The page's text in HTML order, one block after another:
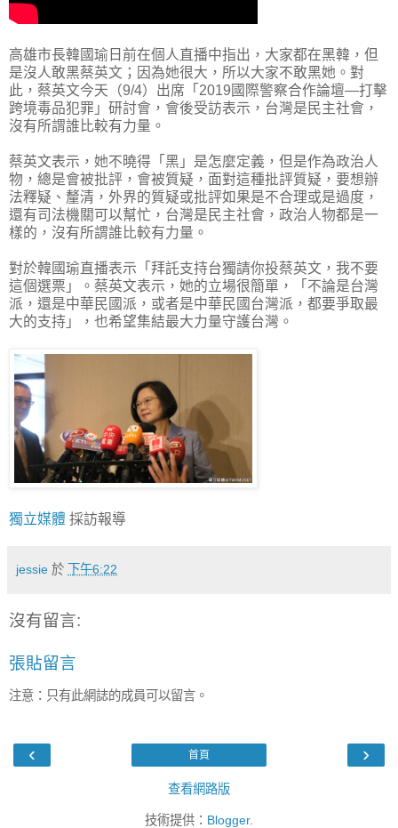
高雄市長韓國瑜日前在個人直播中指出，大家都在黑韓，但
是沒人敢黑蔡英文；因為她很大，所以大家不敢黑她。對
此，蔡英文今天（9/4）出席「2019國際警察合作論壇—打擊
跨境毒品犯罪」研討會，會後受訪表示，台灣是民主社會，
沒有所謂誰比較有力量。
蔡英文表示，她不曉得「黑」是怎麼定義，但是作為政治人
物，總是會被批評，會被質疑，面對這種批評質疑，要想辦
法釋疑、釐清，外界的質疑或批評如果是不合理或是過度，
還有司法機關可以幫忙，台灣是民主社會，政治人物都是一
樣的，沒有所謂誰比較有力量。
對於韓國瑜直播表示「拜託支持台獨請你投蔡英文，我不要
這個選票」。蔡英文表示，她的立場很簡單，「不論是台灣
派，還是中華民國派，或者是中華民國台灣派，都要爭取最
大的支持」，也希望集結最大力量守護台灣。
獨立媒體 採訪報導
jessie 於 下午6:22
沒有留言:
張貼留言
注意：只有此網誌的成員可以留言。
‹ ›
首頁
查看網路版
技術提供： Blogger.